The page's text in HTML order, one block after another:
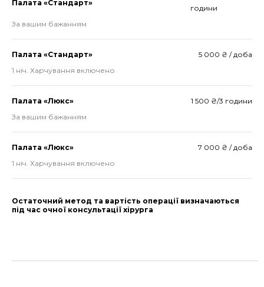
Палата «Стандарт»
години
За вашим бажанням
Палата «Стандарт»
5 000 ₴ / доба
1 ніч. Харчування включено
Палата «Люкс»
1 500 ₴/3 години
За вашим бажанням
Палата «Люкс»
7 000 ₴ / доба
1 ніч. Харчування включено
Остаточний метод та вартість операції визначаються
під час очної консультації хірурга